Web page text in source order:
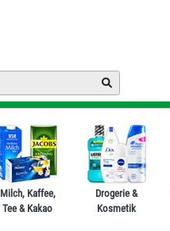
Milch, Kaffee,
Tee & Kakao
Drogerie &
Kosmetik